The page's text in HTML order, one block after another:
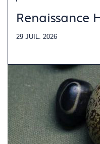
Renaissance
29 JUIL. 2026